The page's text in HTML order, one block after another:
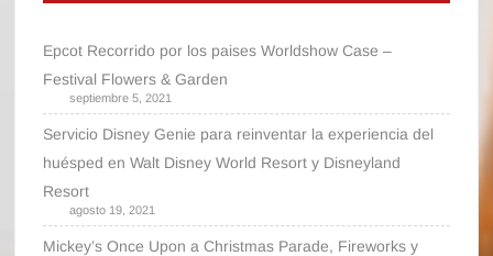
Epcot Recorrido por los paises Worldshow Case –
Festival Flowers & Garden
septiembre 5, 2021
Servicio Disney Genie para reinventar la experiencia del
huésped en Walt Disney World Resort y Disneyland
Resort
agosto 19, 2021
Mickey’s Once Upon a Christmas Parade, Fireworks y